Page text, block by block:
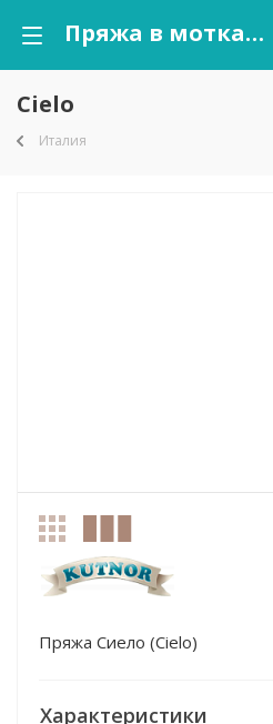
Пряжа в мотках Cielo оптом от kutnor.ru
Cielo
Италия
Пряжа Сиело (Cielo)
Характеристики